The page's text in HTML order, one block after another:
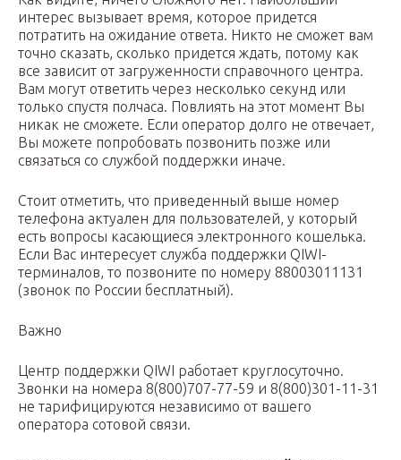
интерес вызывает время, которое придется
потратить на ожидание ответа. Никто не сможет вам
точно сказать, сколько придется ждать, потому как
все зависит от загруженности справочного центра.
Вам могут ответить через несколько секунд или
только спустя полчаса. Повлиять на этот момент Вы
никак не сможете. Если оператор долго не отвечает,
Вы можете попробовать позвонить позже или
связаться со службой поддержки иначе.
Стоит отметить, что приведенный выше номер
телефона актуален для пользователей, у который
есть вопросы касающиеся электронного кошелька.
Если Вас интересует служба поддержки QIWI-
терминалов, то позвоните по номеру 88003011131
(звонок по России бесплатный).
Важно
Центр поддержки QIWI работает круглосуточно.
Звонки на номера 8(800)707-77-59 и 8(800)301-11-31
не тарифицируются независимо от вашего
оператора сотовой связи.